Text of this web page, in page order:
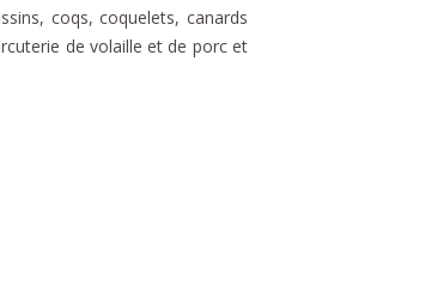
coqs, coquelets, canards
de volaille et de porc et